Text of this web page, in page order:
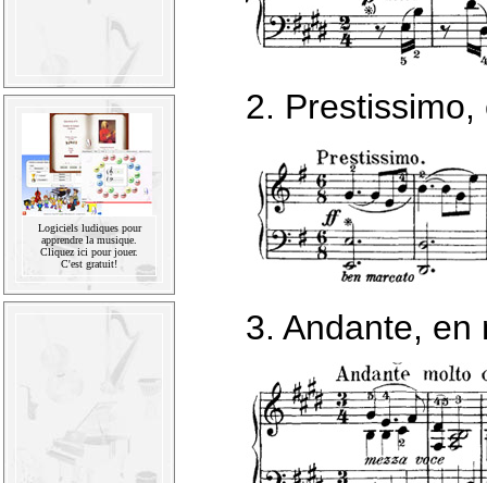
Logiciels ludiques pour
apprendre la musique.
Cliquez ici pour jouer.
C'est gratuit!
2.
3. Andante, en